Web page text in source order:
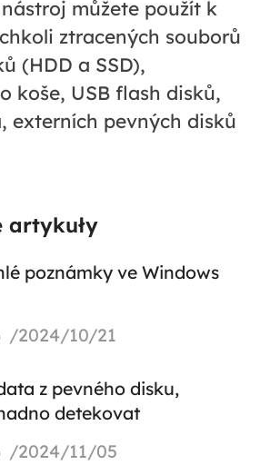
nástroj můžete použít k
ztracených souborů
(HDD a SSD),
koše, USB flash disků,
externích pevných disků
artykuły
poznámky ve Windows
/2024/10/21
z pevného disku,
detekovat
/2024/11/05